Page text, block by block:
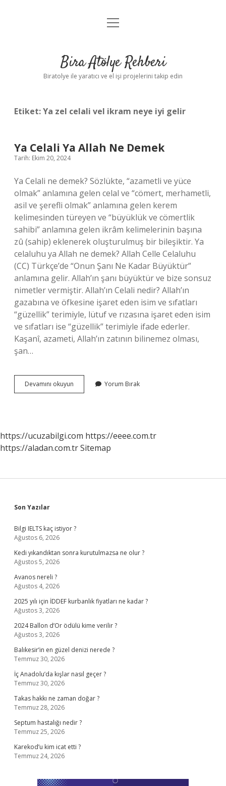
Anasayfa
Yasal Uyarı
menüyü
Bira Atölye Rehberi
Biratolye ile yaratıcı ve el işi projelerini takip edin
Etiket:Ya zel celali vel ikram neye iyi gelir
Ya Celali Ya Allah Ne Demek
Tarih: Ekim 20, 2024
Ya Celali ne demek? Sözlükte, “azametli ve yüce
olmak” anlamına gelen celal ve “cömert, merhametli,
asil ve şerefli olmak” anlamına gelen kerem
kelimesinden türeyen ve “büyüklük ve cömertlik
sahibi” anlamına gelen ikrâm kelimelerinin başına
zû (sahip) eklenerek oluşturulmuş bir bileşiktir. Ya
celaluhu ya Allah ne demek? Allah Celle Celaluhu
(CC) Türkçe’de “Onun Şanı Ne Kadar Büyüktür”
anlamına gelir. Allah’ın şanı büyüktür ve bize sonsuz
nimetler vermiştir. Allah’ın Celali nedir? Allah’ın
gazabına ve öfkesine işaret eden isim ve sıfatları
“güzellik” terimiyle, lütuf ve rızasına işaret eden isim
ve sıfatları ise “güzellik” terimiyle ifade ederler.
Kaşanî, azameti, Allah’ın zatının bilinemez olması,
şan…
Devamını okuyun
Celali
Yorum Bırak
https://ucuzabilgi.com https://eeee.com.tr
https://aladan.com.trSitemap
Sidebar
Son Yazılar
Bilgi IELTS kaç istiyor ?
Ağustos 6, 2026
Kedi yıkandıktan sonra kurutulmazsa ne olur ?
Ağustos 5, 2026
Avanos nereli ?
Ağustos 4, 2026
2025 yılı için İDDEF kurbanlık fiyatları ne kadar ?
Ağustos 3, 2026
2024 Ballon d’Or ödülü kime verilir ?
Ağustos 3, 2026
Balıkesir’in en güzel denizi nerede ?
Temmuz 30, 2026
İç Anadolu’da kışlar nasıl geçer ?
Temmuz 30, 2026
Takas hakkı ne zaman doğar ?
Temmuz 28, 2026
Septum hastalığı nedir ?
Temmuz 25, 2026
Karekod’u kim icat etti ?
Temmuz 24, 2026